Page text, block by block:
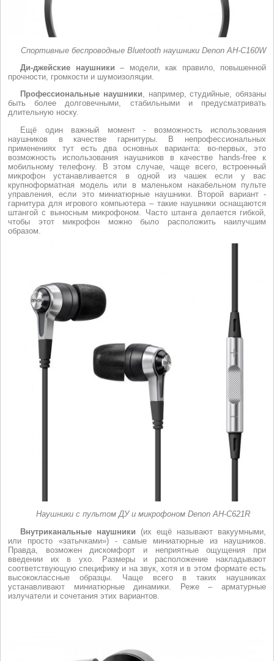
Спортивные беспроводные Bluetooth наушники Denon AH-C160W
Ди-джейские наушники – модели, как правило, повышенной
прочности, громкости и шумоизоляции.
Профессиональные наушники, например, студийные, обязаны
быть более долговечными, стабильными и предусматривать
длительную носку.
Ещё один важный момент - возможность использования
наушников в качестве гарнитуры. В непрофессиональных
применениях тут есть два основных варианта: во-первых, это
возможность использования наушников в качестве hands-free к
мобильному телефону. В этом случае, чаще всего, встроенный
микрофон устанавливается в одной из чашек если у вас
крупноформатная модель или в маленьком накабельном пульте
управления, если это миниатюрные наушники. Второй вариант -
гарнитура для игрового компьютера – такие наушники оснащаются
штангой с выносным микрофоном. Часто штанга делается гибкой,
чтобы этот микрофон можно было расположить наилучшим
образом.
Наушники с пультом ДУ и микрофоном Denon AH-C621R
Внутриканальные наушники (их ещё называют вакуумными,
или просто «затычками») - самые миниатюрные из наушников.
Правда, возможен дискомфорт и неприятные ощущения при
введении их в ухо. Размеры и расположение накладывают
соответствующую специфику и на звук, хотя и в этом формате есть
высококлассные образцы. Чаще всего в таких наушниках
устанавливают миниатюрные динамики. Реже – арматурные
излучатели и сочетания этих вариантов.